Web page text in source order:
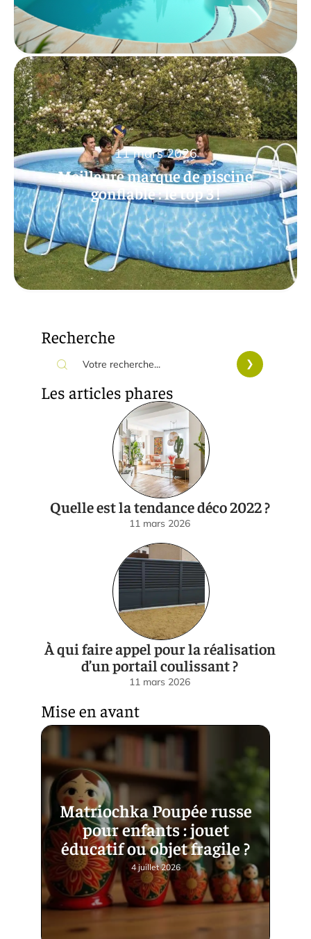
Meilleure marque de piscine
gonflable : le top 3 !
11 mars 2026
Recherche
Les articles phares
Quelle est la tendance déco 2022 ?
11 mars 2026
À qui faire appel pour la réalisation
d’un portail coulissant ?
11 mars 2026
Mise en avant
Matriochka Poupée russe
pour enfants : jouet
éducatif ou objet fragile ?
4 juillet 2026